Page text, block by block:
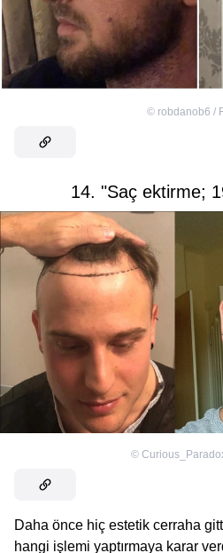
© robdanob6 /
14. "Saç ektirme;
©
Daha önce hiç estetik cerraha
hangi işlemi yaptırmaya karar